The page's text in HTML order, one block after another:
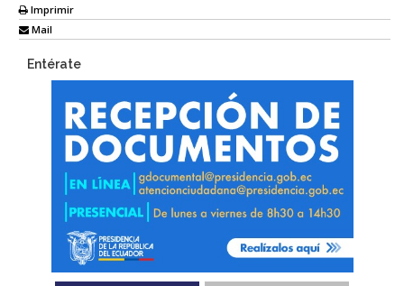
Imprimir
Mail
Entérate